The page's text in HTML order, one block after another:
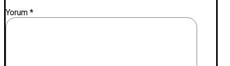
Yorum *